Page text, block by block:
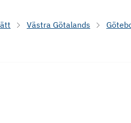
Västra Götalands